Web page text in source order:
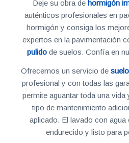
Deje su obra dehormigón
auténticos profesionales en
hormigón y consiga los
expertos en la pavimentación
pulido de suelos. Confía en
Ofrecemos un servicio de
profesional y con todas las
permite aguantar toda una vida
tipo de mantenimiento
aplicado. El lavado con agua
endurecido y listo para